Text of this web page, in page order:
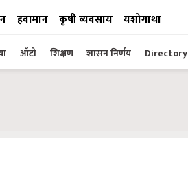
हवामान कृषी व्यवसाय यशोगाथा
ऑटो शिक्षण शासन निर्णय Directory